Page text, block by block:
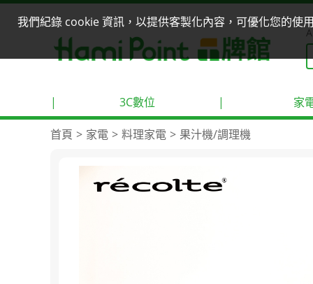
我們紀錄 cookie 資訊，以提供客製化內容，可優化您的使
| 3C數位 | 家
首頁 家電 料理家電 果汁機/調理機